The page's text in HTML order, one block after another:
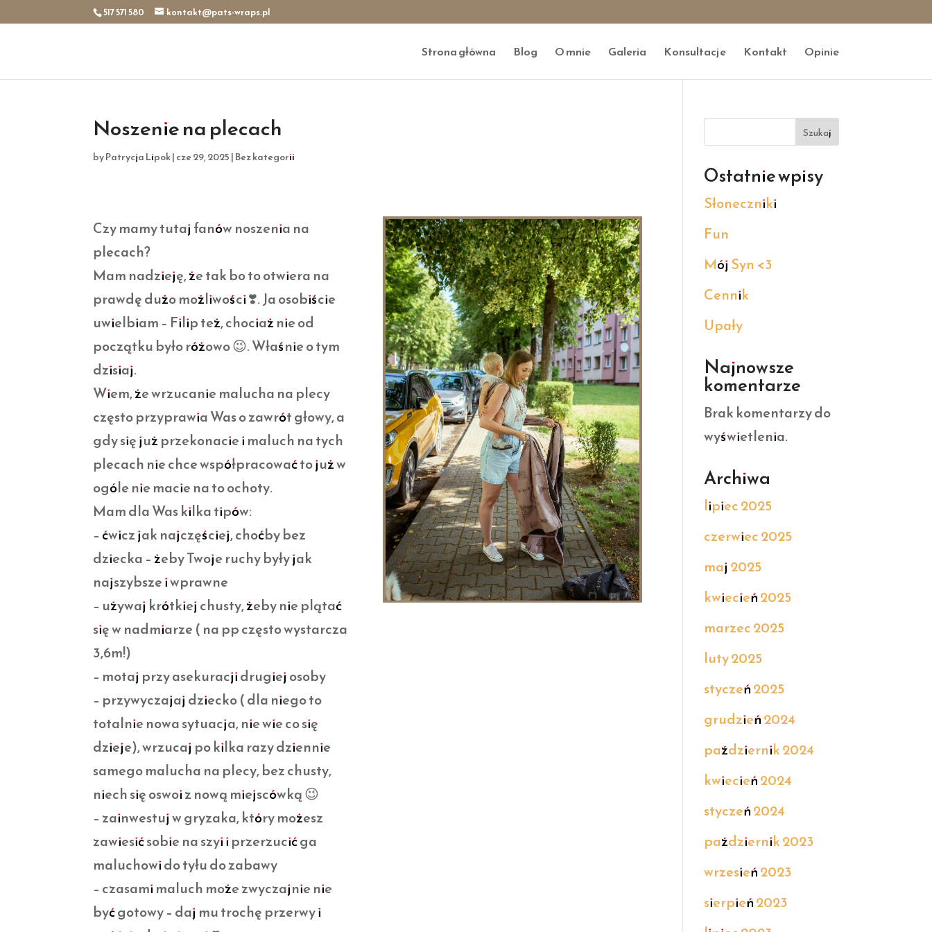
517 571 580 kontakt@pats-wraps.pl
Strona główna Blog O mnie Galeria Konsultacje Kontakt Opinie
Noszenie na plecach
byPatrycja Lipok|cze 29, 2025|Bez kategorii
Czy mamy tutaj fanów noszenia na
plecach?
Mam nadzieję, że tak bo to otwiera na
prawdę dużo możliwości ❣️. Ja osobiście
uwielbiam – Filip też, chociaż nie od
początku było różowo 😉. Właśnie o tym
dzisiaj.
Wiem, że wrzucanie malucha na plecy
często przyprawia Was o zawrót głowy, a
gdy się już przekonacie i maluch na tych
plecach nie chce współpracować to już w
ogóle nie macie na to ochoty.
Mam dla Was kilka tipów:
– ćwicz jak najczęściej, choćby bez
dziecka – żeby Twoje ruchy były jak
najszybsze i wprawne
– używaj krótkiej chusty, żeby nie plątać
się w nadmiarze ( na pp często wystarcza
3,6m!)
– motaj przy asekuracji drugiej osoby
– przywyczajaj dziecko ( dla niego to
totalnie nowa sytuacja, nie wie co się
dzieje), wrzucaj po kilka razy dziennie
samego malucha na plecy, bez chusty,
niech się oswoi z nową miejscówką 😉
– zainwestuj w gryzaka, który możesz
zawiesić sobie na szyi i przerzucić ga
maluchowi do tyłu do zabawy
– czasami maluch może zwyczajnie nie
być gotowy – daj mu trochę przerwy i
Szukaj
Ostatnie wpisy
Słoneczniki
Fun
Mój Syn <3
Cennik
Upały
Najnowsze
komentarze
Brak komentarzy do
wyświetlenia.
Archiwa
lipiec 2025
czerwiec 2025
maj 2025
kwiecień 2025
marzec 2025
luty 2025
styczeń 2025
grudzień 2024
październik 2024
kwiecień 2024
styczeń 2024
październik 2023
wrzesień 2023
sierpień 2023